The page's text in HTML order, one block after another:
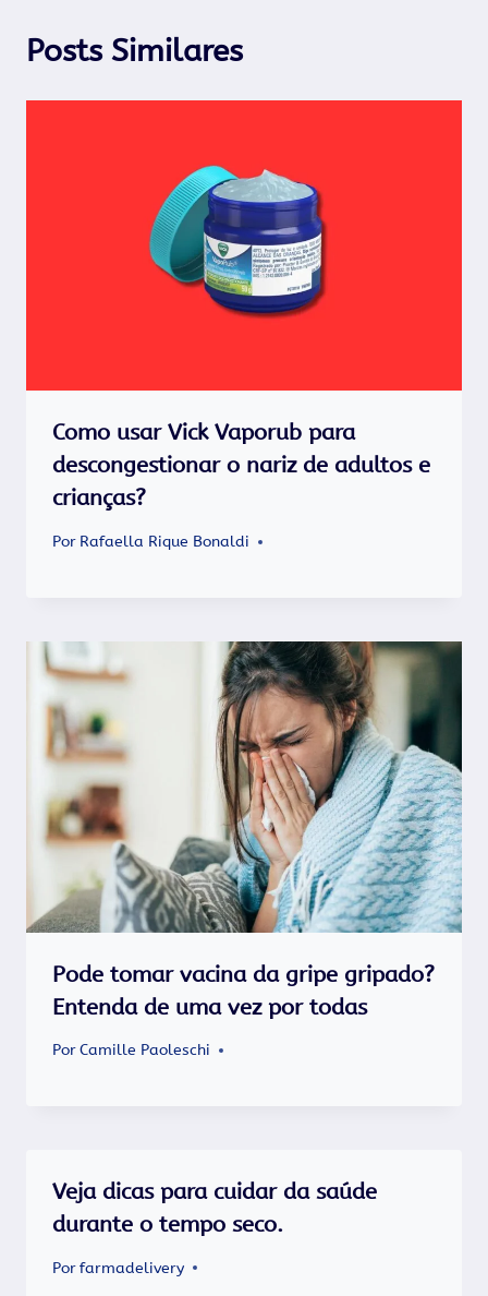
Posts Similares
Como usar Vick Vaporub para
descongestionar o nariz de adultos e
crianças?
Por Rafaella Rique Bonaldi
Pode tomar vacina da gripe gripado?
Entenda de uma vez por todas
PorCamille Paoleschi
Veja dicas para cuidar da saúde
durante o tempo seco.
Porfarmadelivery